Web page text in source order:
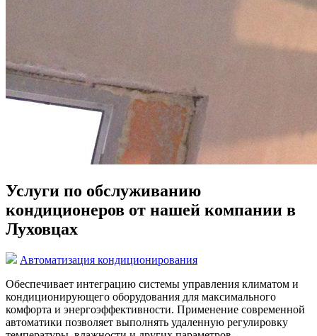
Услуги по обслуживанию
кондиционеров от нашей компании в
Луховцах
Автоматизация кондиционирования
Обеспечивает интеграцию системы управления климатом и
кондиционирующего оборудования для максимального
комфорта и энергоэффективности. Применение современной
автоматики позволяет выполнять удаленную регулировку